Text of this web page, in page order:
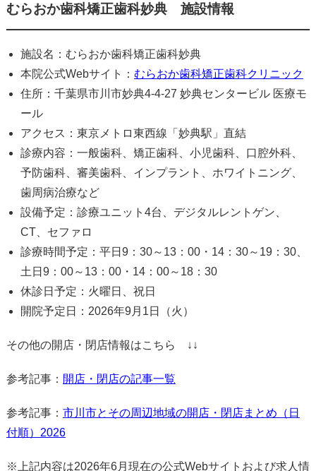
むらおか歯科矯正歯科妙典 施設情報
施設名：むらおか歯科矯正歯科妙典
本院公式Webサイト： むらおか歯科矯正歯科クリニック
住所：千葉県市川市妙典4-4-27 妙典センタービル 医療モ
ール
アクセス：東京メトロ東西線「妙典駅」直結
診療内容：一般歯科、矯正歯科、小児歯科、口腔外科、
予防歯科、審美歯科、インプラント、ホワイトニング、
歯周病治療など
設備予定：診療ユニット4台、デジタルレントゲン、
CT、セファロ
診療時間予定：平日9：30～13：00・14：30～19：30、
土日9：00～13：00・14：00～18：30
休診日予定：火曜日、祝日
開院予定日：2026年9月1日（火）
その他の開店・閉店情報はこちら ↓↓
参考記事： 開店・閉店の記事一覧
参考記事： 市川市とその周辺地域の開店・閉店まとめ（日
付順）2026
※上記内容は2026年6月現在の公式Webサイトおよび求人情